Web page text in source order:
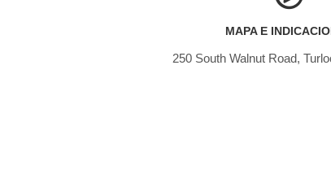
MAPA E
250 South Walnut Road,